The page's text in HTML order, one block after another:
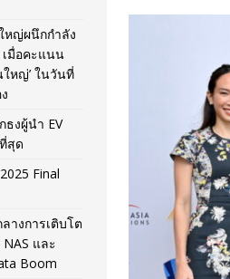
หญ่ผนึกกำลัง
เมื่อคะแนน
ใหญ่’ ในวันที่
ธงผู้นำ EV
สุด
Final
างการเติบโต
และ
Boom